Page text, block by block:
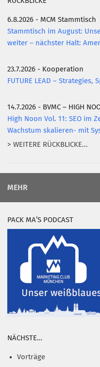
6.8.2026 - MCM Stammtisch
Stammtisch im August:
weiter – nächster Halt:
23.7.2026 - Kooperation
FUTURE LEAD – Strategies,
14.7.2026 - BVMC – HIGH
High Noon Vol. 11: SEO im
Wachstum skalieren- mit
> WEITERE RÜCKBLICKE...
MEHR
PACK MA’S PODCAST
NÄCHSTE…
Vorträge